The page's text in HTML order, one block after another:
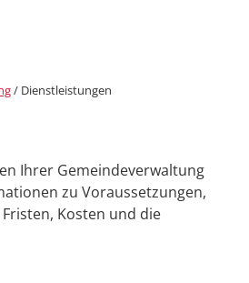
/ Dienstleistungen
Ihrer Gemeindeverwaltung
zu Voraussetzungen,
Kosten und die